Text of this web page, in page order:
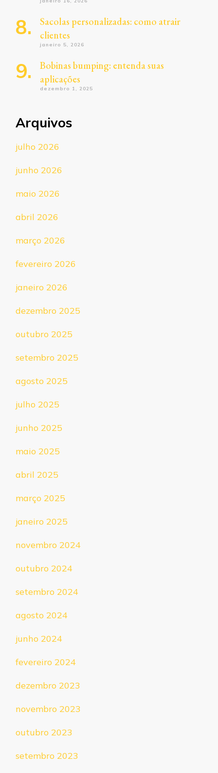
Sacolas personalizadas: como atrair
clientes
janeiro 5, 2026
Bobinas bumping: entenda suas
aplicações
dezembro 1, 2025
Arquivos
julho 2026
junho 2026
maio 2026
abril 2026
março 2026
fevereiro 2026
janeiro 2026
dezembro 2025
outubro 2025
setembro 2025
agosto 2025
julho 2025
junho 2025
maio 2025
abril 2025
março 2025
janeiro 2025
novembro 2024
outubro 2024
setembro 2024
agosto 2024
junho 2024
fevereiro 2024
dezembro 2023
novembro 2023
outubro 2023
setembro 2023